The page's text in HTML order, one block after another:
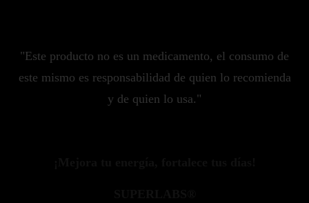
"Este producto no es un medicamento, el consumo de
este mismo es responsabilidad de quien lo recomienda
y de quien lo usa."